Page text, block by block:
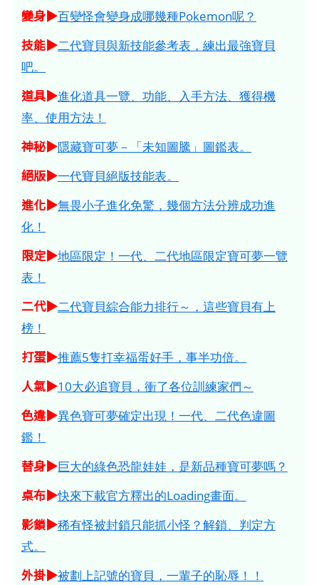
變身▶百變怪會變身成哪幾種Pokemon呢？
技能▶二代寶貝與新技能參考表，練出最強寶貝
吧。
道具▶進化道具一覽、功能、入手方法、獲得機
率、使用方法！
神秘▶隱藏寶可夢－「未知圖騰」圖鑑表。
絕版▶一代寶貝絕版技能表。
進化▶無畏小子進化免驚，幾個方法分辨成功進
化！
限定▶地區限定！一代、二代地區限定寶可夢一覽
表！
二代▶二代寶貝綜合能力排行～，這些寶貝有上
榜！
打蛋▶推薦5隻打幸福蛋好手，事半功倍。
人氣▶10大必追寶貝，衝了各位訓練家們～
色違▶異色寶可夢確定出現！一代、二代色違圖
鑑！
替身▶巨大的綠色恐龍娃娃，是新品種寶可夢嗎？
桌布▶快來下載官方釋出的Loading畫面。
影鎖▶稀有怪被封鎖只能抓小怪？解鎖、判定方
式。
外掛▶被劃上記號的寶貝，一輩子的恥辱！！